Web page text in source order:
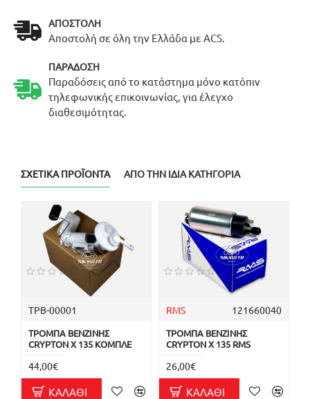
ΑΠΟΣΤΟΛΉ
Αποστολή σε όλη την Ελλάδα με ACS.
ΠΑΡΆΔΟΣΗ
Παραδόσεις από το κατάστημα μόνο κατόπιν
τηλεφωνικής επικοινωνίας, για έλεγχο
διαθεσιμότητας.
ΣΧΕΤΙΚΆ ΠΡΟΪΌΝΤΑ ΑΠΌ ΤΗΝ ΊΔΙΑ ΚΑΤΗΓΟΡΊΑ
ΤΡΒ-00001
ΤΡΟΜΠΑ ΒΕΝΖΙΝΗΣ
CRYPTON X 135 ΚΟΜΠΛΕ
44,00€
ΚΑΛΆΘΙ
RMS 121660040
ΤΡΟΜΠΑ ΒΕΝΖΙΝΗΣ
CRYPTON X 135 RMS
26,00€
ΚΑΛΆΘΙ